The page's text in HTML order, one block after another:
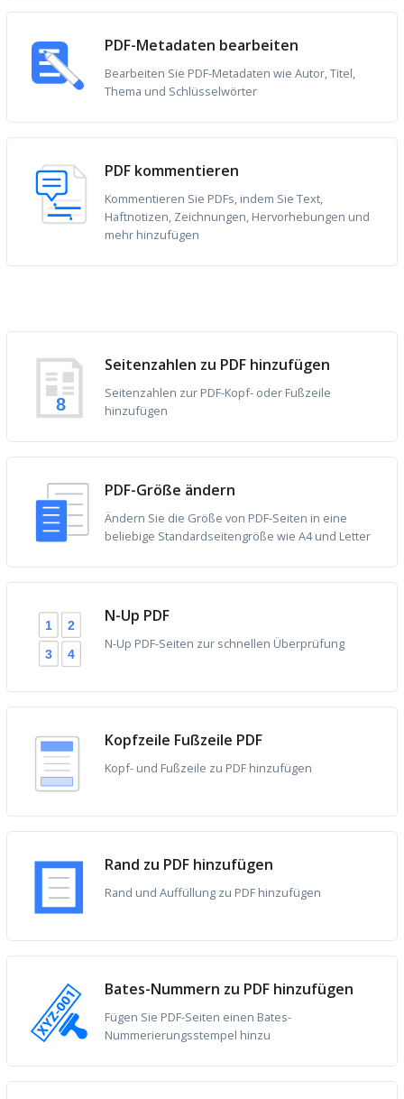
PDF-Metadaten bearbeiten
Bearbeiten Sie PDF-Metadaten wie Autor, Titel,
Thema und Schlüsselwörter
PDF kommentieren
Kommentieren Sie PDFs, indem Sie Text,
Haftnotizen, Zeichnungen, Hervorhebungen und
mehr hinzufügen
8
Seitenzahlen zu PDF hinzufügen
Seitenzahlen zur PDF-Kopf- oder Fußzeile
hinzufügen
PDF-Größe ändern
Ändern Sie die Größe von PDF-Seiten in eine
beliebige Standardseitengröße wie A4 und Letter
1 2
3 4
N-Up PDF
N-Up PDF-Seiten zur schnellen Überprüfung
Kopfzeile Fußzeile PDF
Kopf- und Fußzeile zu PDF hinzufügen
Rand zu PDF hinzufügen
Rand und Auffüllung zu PDF hinzufügen
Bates-Nummern zu PDF hinzufügen
Fügen Sie PDF-Seiten einen Bates-
Nummerierungsstempel hinzu